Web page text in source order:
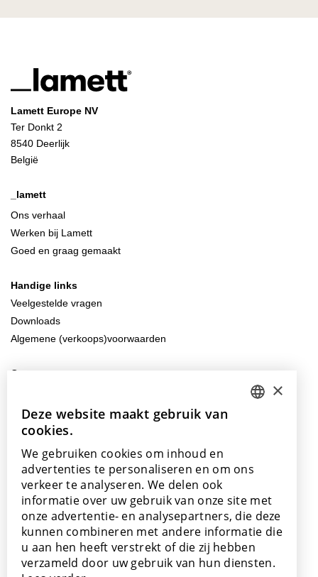
Lamett Europe NV
Ter Donkt 2
8540 Deerlijk
België
_lamett
Ons verhaal
Werken bij Lamett
Goed en graag gemaakt
Handige links
Veelgestelde vragen
Downloads
Algemene (verkoops)voorwaarden
Contacteer ons
+32 56 77 45 15
Onze showroom
Onze verkooppunten
Met de steun van
GERMAN
SPANISH
×
Deze website maakt gebruik van
cookies.
We gebruiken cookies om inhoud en
advertenties te personaliseren en om ons
verkeer te analyseren. We delen ook
informatie over uw gebruik van onze site met
onze advertentie- en analysepartners, die deze
kunnen combineren met andere informatie die
u aan hen heeft verstrekt of die zij hebben
verzameld door uw gebruik van hun diensten.